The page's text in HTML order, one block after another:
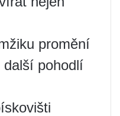
promění
pohodlí